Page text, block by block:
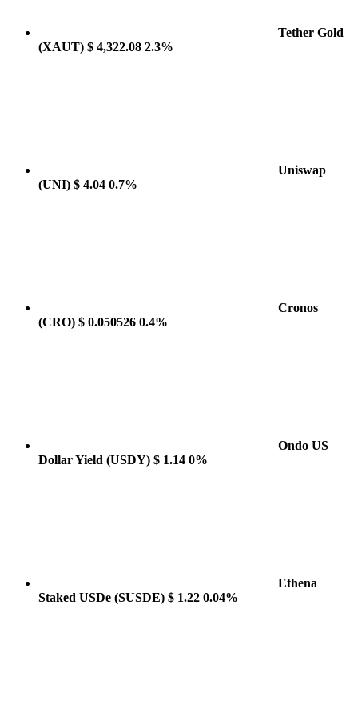
Tether Gold
(XAUT) $ 4,322.08 2.3%
Uniswap
(UNI) $ 4.04 0.7%
Cronos
(CRO) $ 0.050526 0.4%
Ondo US
Dollar Yield (USDY) $ 1.14 0%
Ethena
Staked USDe (SUSDE) $ 1.22 0.04%